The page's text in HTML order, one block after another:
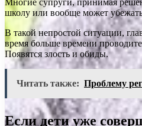
Многие супруги, принимая
школу или вообще может
В такой непростой ситуации,
время больше времени
Появятся злость и обиды.
Читать также: Проблему
Если дети уже